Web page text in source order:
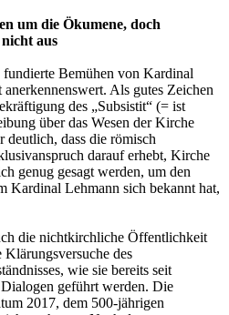
um die Ökumene, doch
aus
Bemühen von Kardinal
Als gutes Zeichen
des „Subsistit“ (= ist
über das Wesen der Kirche
deutlich, dass die römisch
darauf erhebt, Kirche
genug gesagt werden, um den
Kardinal Lehmann sich bekannt hat,
die nichtkirchliche Öffentlichkeit
Klärungsversuche des
wie sie bereits seit
geführt werden. Die
2017, dem 500-jährigen